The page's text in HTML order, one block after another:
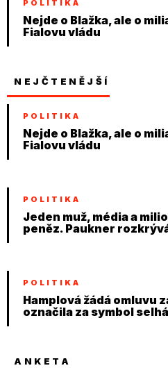
POLITIKA
Nejde o Blažka, ale o
Fialovu vládu
NEJČTENĚJŠÍ
POLITIKA
Nejde o Blažka, ale o
Fialovu vládu
POLITIKA
Jeden muž, média a
peněz. Paukner
POLITIKA
Hamplová žádá omluvu
označila za symbol
ANKETA